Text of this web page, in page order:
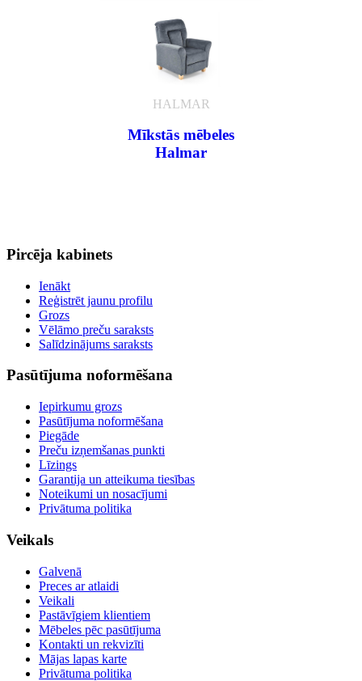
HALMAR
Mīkstās mēbeles
Halmar
Pircēja kabinets
Ienākt
Reģistrēt jaunu profilu
Grozs
Vēlāmo preču saraksts
Salīdzinājums saraksts
Pasūtījuma noformēšana
Iepirkumu grozs
Pasūtījuma noformēšana
Piegāde
Preču izņemšanas punkti
Līzings
Garantija un atteikuma tiesības
Noteikumi un nosacījumi
Privātuma politika
Veikals
Galvenā
Preces ar atlaidi
Veikali
Pastāvīgiem klientiem
Mēbeles pēc pasūtījuma
Kontakti un rekvizīti
Mājas lapas karte
Privātuma politika